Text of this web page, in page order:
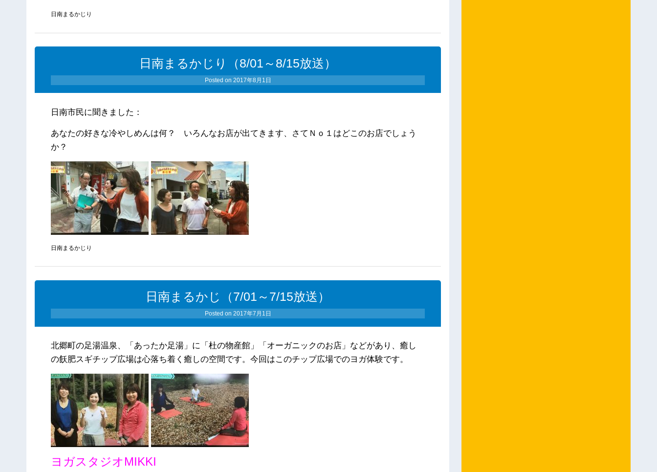
日南まるかじり
日南まるかじり（8/01～8/15放送）
Posted on 2017年8月1日
日南市民に聞きました：
あなたの好きな冷やしめんは何？ いろんなお店が出てきます、さてＮｏ１はどこのお店でしょう
か？
日南まるかじり
日南まるかじ（7/01～7/15放送）
Posted on 2017年7月1日
北郷町の足湯温泉、「あったか足湯」に「杜の物産館」「オーガニックのお店」などがあり、癒し
の飫肥スギチップ広場は心落ち着く癒しの空間です。今回はこのチップ広場でのヨガ体験です。
ヨガスタジオMIKKI